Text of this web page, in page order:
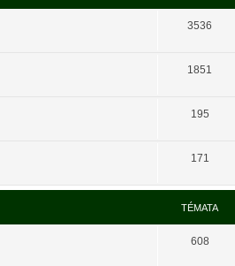
3536
1851
195
171
TÉMATA
608